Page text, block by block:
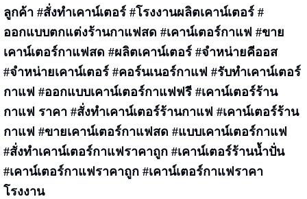
ลูกค้า #สั่งทำเคาน์เตอร์ #โรงงานผลิตเคาน์เตอร์ #
ออกแบบตกแต่งร้านกาแฟสด #เคาน์เตอร์กาแฟ #ขาย
เคาน์เตอร์กาแฟสด #ผลิตเคาน์เตอร์ #จำหน่ายคีออส
#จำหน่ายเคาน์เตอร์ #คอร์นเนอร์กาแฟ #รับทำเคาน์เตอร์
กาแฟ #ออกแบบเคาน์เตอร์กาแฟฟรี #เคาน์เตอร์ร้าน
กาแฟ ราคา #สั่งทำเคาน์เตอร์ร้านกาแฟ #เคาน์เตอร์ร้าน
กาแฟ #ขายเคาน์เตอร์กาแฟสด #แบบเคาน์เตอร์กาแฟ
#สั่งทำเคาน์เตอร์กาแฟราคาถูก #เคาน์เตอร์ร้านน้ำปั่น
#เคาน์เตอร์กาแฟราคาถูก #เคาน์เตอร์กาแฟราคา
โรงงาน